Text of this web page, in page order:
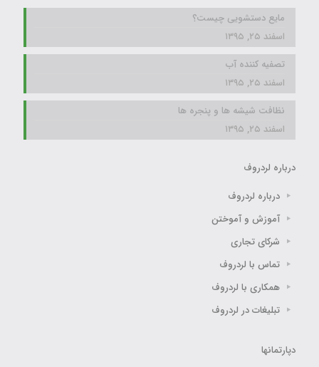
مایع دستشویی چیست؟
اسفند ۲۵, ۱۳۹۵
تصفیه کننده آب
اسفند ۲۵, ۱۳۹۵
نظافت شیشه ها و پنجره ها
اسفند ۲۵, ۱۳۹۵
درباره لردروف
درباره لردروف
آموزش و آموختن
شرکای تجاری
تماس با لردروف
همکاری با لردروف
تبلیغات در لردروف
دپارتمانها